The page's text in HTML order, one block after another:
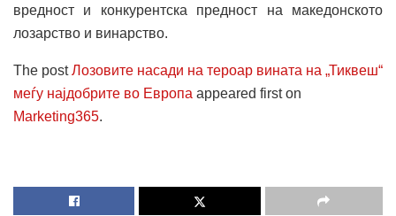
вредност и конкурентска предност на македонското
лозарство и винарство.
The postЛозовите насади на тероар вината на „Тиквеш“
меѓу најдобрите во Европа appeared first on
Marketing365.